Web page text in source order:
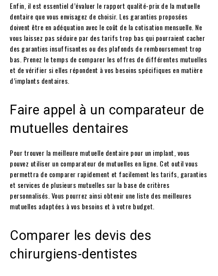
Enfin, il est essentiel d’évaluer le rapport qualité-prix de la mutuelle
dentaire que vous envisagez de choisir. Les garanties proposées
doivent être en adéquation avec le coût de la cotisation mensuelle. Ne
vous laissez pas séduire par des tarifs trop bas qui pourraient cacher
des garanties insuffisantes ou des plafonds de remboursement trop
bas. Prenez le temps de comparer les offres de différentes mutuelles
et de vérifier si elles répondent à vos besoins spécifiques en matière
d’implants dentaires.
Faire appel à un comparateur de
mutuelles dentaires
Pour trouver la meilleure mutuelle dentaire pour un implant, vous
pouvez utiliser un comparateur de mutuelles en ligne. Cet outil vous
permettra de comparer rapidement et facilement les tarifs, garanties
et services de plusieurs mutuelles sur la base de critères
personnalisés. Vous pourrez ainsi obtenir une liste des meilleures
mutuelles adaptées à vos besoins et à votre budget.
Comparer les devis des
chirurgiens-dentistes